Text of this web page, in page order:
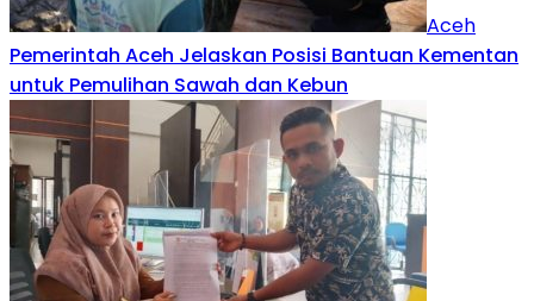
Aceh
Pemerintah Aceh Jelaskan Posisi Bantuan Kementan
untuk Pemulihan Sawah dan Kebun